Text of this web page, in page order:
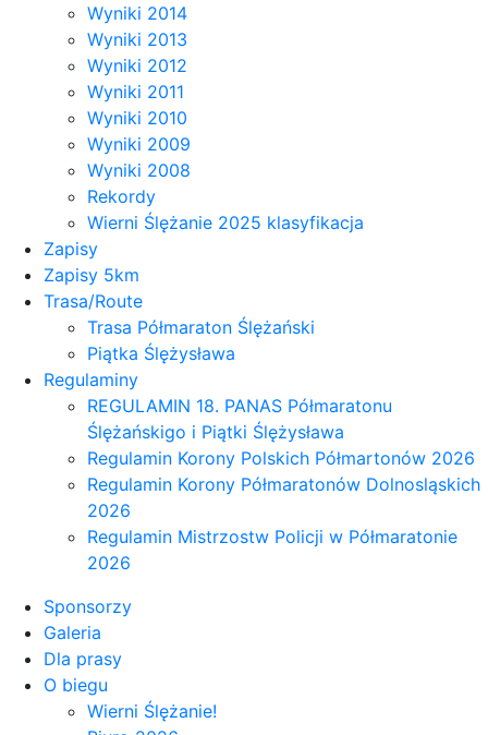
Wyniki 2014
Wyniki 2013
Wyniki 2012
Wyniki 2011
Wyniki 2010
Wyniki 2009
Wyniki 2008
Rekordy
Wierni Ślężanie 2025 klasyfikacja
Zapisy
Zapisy 5km
Trasa/Route
Trasa Półmaraton Ślężański
Piątka Ślężysława
Regulaminy
REGULAMIN 18. PANAS Półmaratonu
Ślężańskigo i Piątki Ślężysława
Regulamin Korony Polskich Półmartonów 2026
Regulamin Korony Półmaratonów Dolnosląskich
2026
Regulamin Mistrzostw Policji w Półmaratonie
2026
Sponsorzy
Galeria
Dla prasy
O biegu
Wierni Ślężanie!